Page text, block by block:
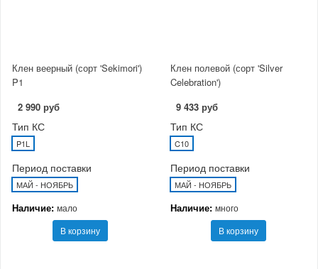
Клен веерный (сорт 'Sekimori')
P1
2 990 руб
Тип КС
P1L
Период поставки
МАЙ - НОЯБРЬ
Наличие: мало
В корзину
Клен полевой (сорт 'Silver
Celebration')
9 433 руб
Тип КС
C10
Период поставки
МАЙ - НОЯБРЬ
Наличие: много
В корзину